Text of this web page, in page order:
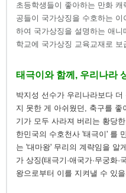
초등학생들이 좋아하는 만화
공들이 국가상징을 수호하는
하여 국가상징을 설명하는 애
학교에 국가상징 교육교재로 보
태극이와 함께, 우리나라
박지성 선수가 우리나라보다
지 못한 게 아쉬웠던, 축구를 좋
기가 모두 사라져 버리는 황당
한민국의 수호천사 '태극이' 를
는 '대마왕' 무리의 계략임을 알
가 상징(태극기·애국가·무궁화
왕으로부터 이를 지켜낼 수 있